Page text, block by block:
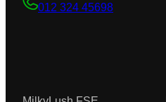
012 324 45698